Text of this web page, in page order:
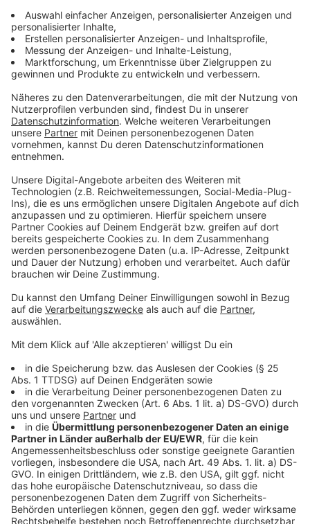
vergangene Jahr des Frauennotrufs: die Finanzierung.
Laut der Beratungsstelle fehlt es oft an Geld, um das
Hilfsangebot für Frauen langfristig zu sichern.
Deswegen sei man froh, dass zum Beispiel durch ein
Förderprogramm vom Land jetzt die Beratung von
Frauen mit Fluchterfahrungen fortgesetzt werden
kann.
Anzeige
Weiter Meldungen aus Leverkusen
Anzeige
"Wurst König" Leverkusen: Abgetaucht in Sizilien?
Naturgut Ophoven: Trödel und Auktion in Leverkusen
Anzeige
Anzeige